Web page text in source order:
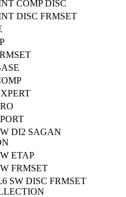
COMP DISC
DISC FRMSET
DI2 SAGAN
ETAP
FRMSET
SW DISC FRMSET